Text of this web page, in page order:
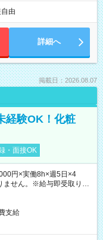
由
詳細へ
掲載日：2026.08.07
経験OK！化粧
・面接OK
円×実働8h×週5日×4
せん。※給与即受取りサ
支給